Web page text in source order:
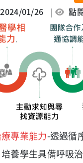
01/26 | 點
專業能力-透過循
養學生具備呼吸